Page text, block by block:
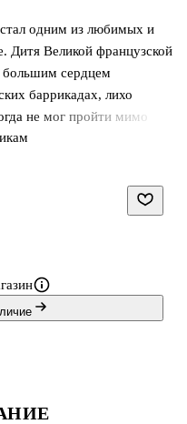
одним из любимых и
Дитя Великой французской
большим сердцем
баррикадах, лихо
не мог пройти мимо
бесстрашием он
изучается на уроках